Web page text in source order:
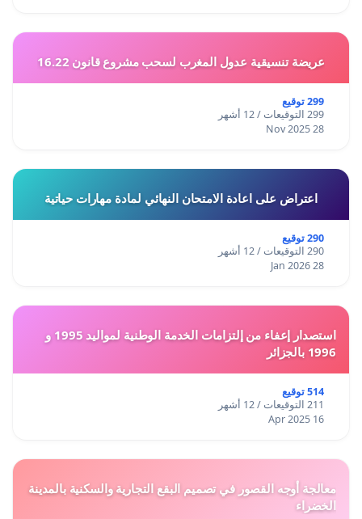
عريضة تنسيقية عدول المغرب لسحب مشروع قانون 16.22
299 توقيع
299 التوقيعات / 12 أشهر
28 Nov 2025
اعتراض على اعادة الامتحان النهائي لمادة مهارات حياتية
290 توقيع
290 التوقيعات / 12 أشهر
28 Jan 2026
استصدار إعفاء من إلتزامات الخدمة الوطنية لمواليد 1995 و
1996 بالجزائر
514 توقيع
211 التوقيعات / 12 أشهر
16 Apr 2025
معالجة أوجه القصور في تصميم البقع التجارية والسكنية بالمدينة
الخضراء